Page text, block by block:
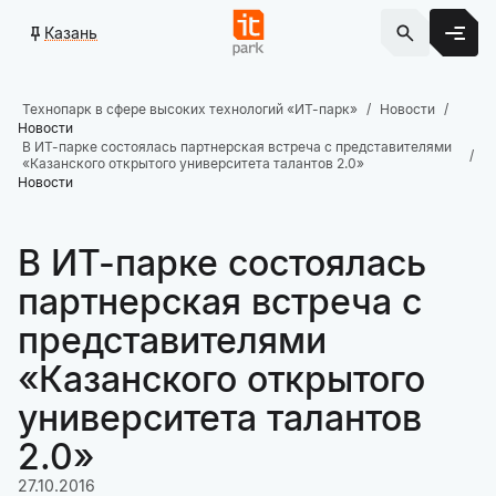
Казань
Технопарк в сфере высоких технологий «ИТ-парк»
Новости
Новости
В ИТ-парке состоялась партнерская встреча с представителями
«Казанского открытого университета талантов 2.0»
Новости
В ИТ-парке состоялась
партнерская встреча с
представителями
«Казанского открытого
университета талантов
2.0»
27.10.2016